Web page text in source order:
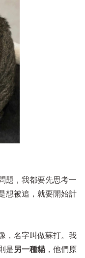
題，我都要先思考一
想被追，就要開始計
，名字叫做蘇打。我
是另一種貓 ，他們原